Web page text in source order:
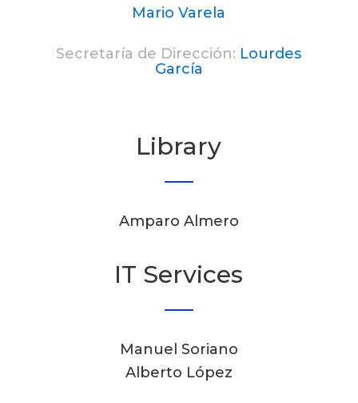
Mario Varela
Secretaría de Dirección: Lourdes
García
Library
Amparo Almero
IT Services
Manuel Soriano
Alberto López